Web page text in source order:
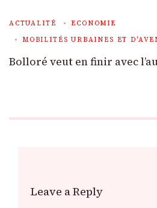
ACTUALITÉ
ECONOMIE
MOBILITÉS URBAINES ET
Bolloré veut en finir avec
Leave a Reply